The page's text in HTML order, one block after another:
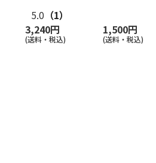
5.0 （1）
3,240円
(送料・税込)
1,500円
(送料・税込)